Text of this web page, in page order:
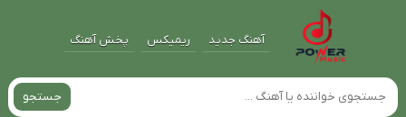
آهنگ جدید ریمیکس پخش آهنگ
جستجو